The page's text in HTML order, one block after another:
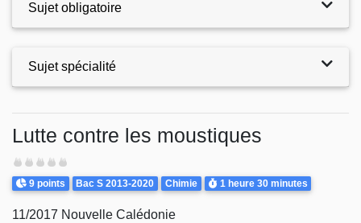
Sujet obligatoire
Sujet spécialité
Lutte contre les moustiques
Difficulté
Points
9 points Theme
Bac S 2013-2020 Chimie Durée
1 heure 30 minutes
11/2017 Nouvelle Calédonie